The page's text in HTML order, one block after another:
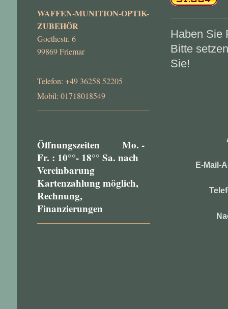
Haben Sie
Bitte
Sie!
E-Mail-
WAFFEN-MUNITION-OPTIK-
ZUBEHÖR
Goethestr. 6
99869 Friemar
Telefon: +49 36258 52205
Mobil: 01718018549
Öffnungszeiten Mo. -
Fr. : 10°°- 18°° Sa. nach
Vereinbarung
Kartenzahlung möglich,
Rechnung,
Finanzierungen